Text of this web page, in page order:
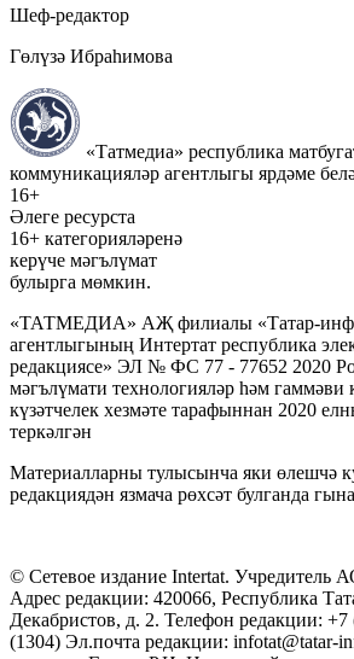
Шеф-редактор
Гөлүзә Ибраһимова
«Татмедиа» республика
коммуникацияләр агентлыгы ярдәме
16+
Әлеге ресурста
16+ категорияләренә
керүче мәгълүмат
булырга мөмкин.
«ТАТМЕДИА» АҖ филиалы «Татар-
агентлыгының Интертат республика
редакциясе» ЭЛ № ФС 77 - 77652 2020
мәгълүмати технологияләр һәм
күзәтчелек хезмәте тарафыннан 2020
теркәлгән
Материалларны тулысынча яки өлешчә
редакциядән язмача рөхсәт булганда
© Сетевое издание Intertat.
Адрес редакции: 420066, Республика
Декабристов, д. 2. Телефон редакции: +7
(1304) Эл.почта редакции: infotat@tatar-